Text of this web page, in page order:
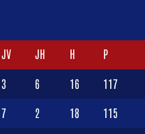
JV JH H P
3 6 16 117
7 2 18 115